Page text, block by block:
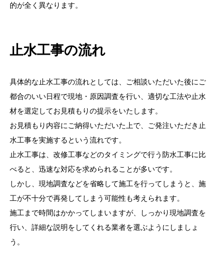
的が全く異なります。
止水工事の流れ
具体的な止水工事の流れとしては、ご相談いただいた後にご
都合のいい日程で現地・原因調査を行い、適切な工法や止水
材を選定してお見積もりの提示をいたします。
お見積もり内容にご納得いただいた上で、ご発注いただき止
水工事を実施するという流れです。
止水工事は、改修工事などのタイミングで行う防水工事に比
べると、迅速な対応を求められることが多いです。
しかし、現地調査などを省略して施工を行ってしまうと、施
工が不十分で再発してしまう可能性も考えられます。
施工まで時間はかかってしまいますが、しっかり現地調査を
行い、詳細な説明をしてくれる業者を選ぶようにしましょ
う。